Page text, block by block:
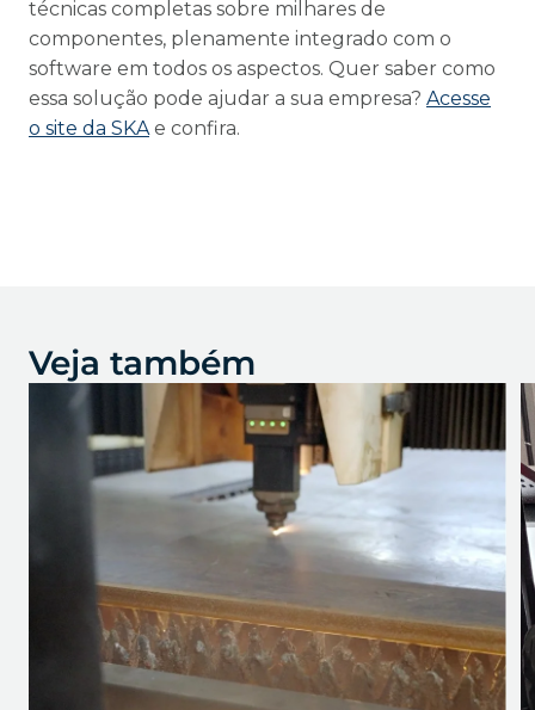
técnicas completas sobre milhares de
componentes, plenamente integrado com o
software em todos os aspectos. Quer saber como
essa solução pode ajudar a sua empresa? Acesse
o site da SKA e confira.
Veja também